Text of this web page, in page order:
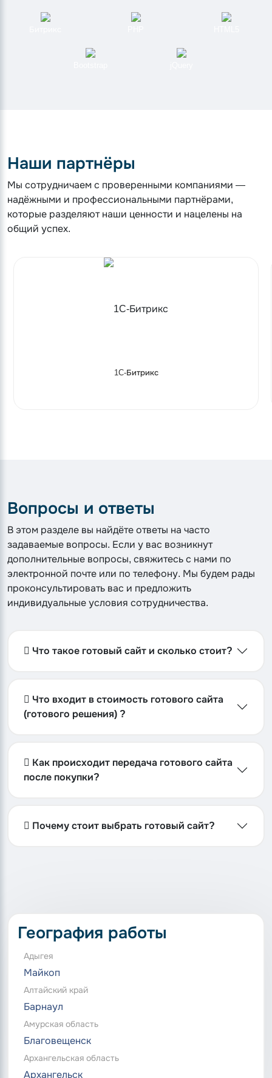
Наши партнёры
Мы сотрудничаем с проверенными компаниями —
надёжными и профессиональными партнёрами,
которые разделяют наши ценности и нацелены на
общий успех.
1C-Битрикс
Вопросы и ответы
В этом разделе вы найдёте ответы на часто
задаваемые вопросы. Если у вас возникнут
дополнительные вопросы, свяжитесь с нами по
электронной почте или по телефону. Мы будем рады
проконсультировать вас и предложить
индивидуальные условия сотрудничества.
Что такое готовый сайт и сколько стоит?
Что входит в стоимость готового сайта
(готового решения) ?
Как происходит передача готового сайта
после покупки?
Почему стоит выбрать готовый сайт?
География работы
Адыгея
Майкоп
Алтайский край
Барнаул
Амурская область
Благовещенск
Архангельская область
Архангельск